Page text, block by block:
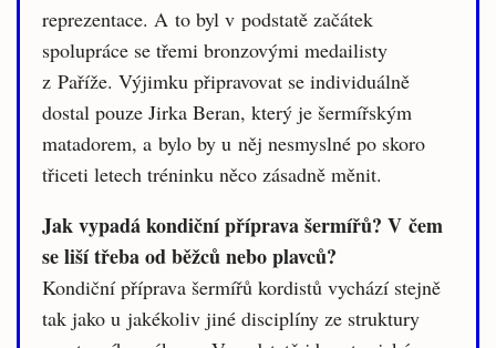
reprezentace. A to byl v podstatě začátek
spolupráce se třemi bronzovými medailisty
z Paříže. Výjimku připravovat se individuálně
dostal pouze Jirka Beran, který je šermířským
matadorem, a bylo by u něj nesmyslné po skoro
třiceti letech tréninku něco zásadně měnit.
Jak vypadá kondiční příprava šermířů? V čem
se liší třeba od běžců nebo plavců?
Kondiční příprava šermířů kordistů vychází stejně
tak jako u jakékoliv jiné disciplíny ze struktury